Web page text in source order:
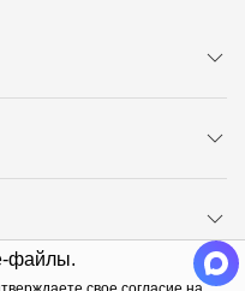
файлы.